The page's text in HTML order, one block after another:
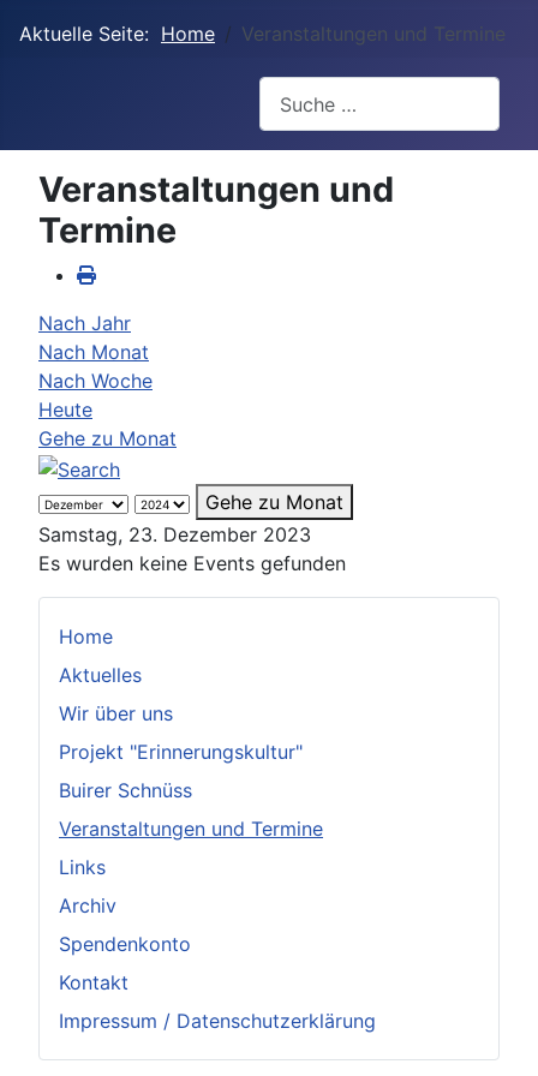
Aktuelle Seite: Home Veranstaltungen und Termine
Home
Aktuelles
Wir über uns
Projekt "Erinnerungskultur"
Buirer Schnüss
Veranstaltungen und Termine
Links
Archiv
Spendenkonto
Kontakt
Impressum / Datenschutzerklärung
Veranstaltungen und
Termine
Nach Jahr
Nach Monat
Nach Woche
Heute
Gehe zu Monat
Gehe zu Monat
Samstag, 23. Dezember 2023
Es wurden keine Events gefunden